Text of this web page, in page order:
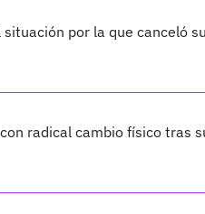
por la que canceló
radical cambio físico tras